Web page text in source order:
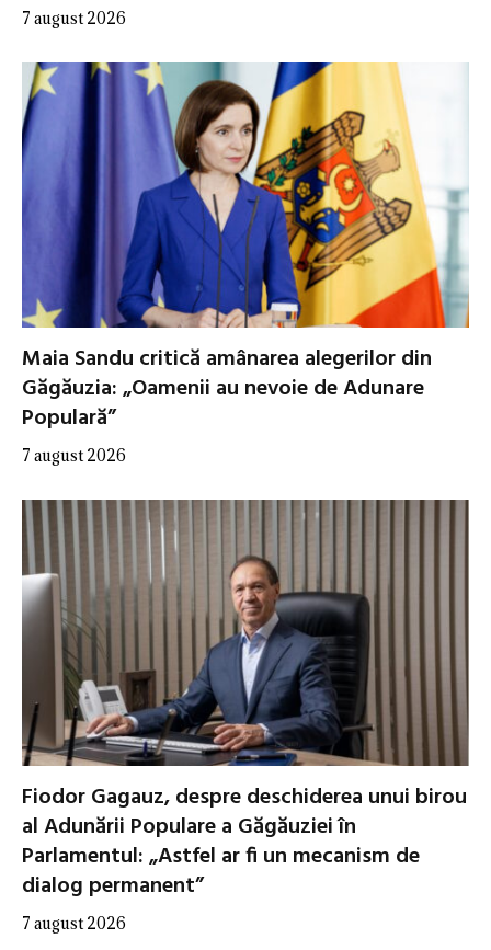
7 august 2026
Maia Sandu critică amânarea alegerilor din
Găgăuzia: „Oamenii au nevoie de Adunare
Populară”
7 august 2026
Fiodor Gagauz, despre deschiderea unui birou
al Adunării Populare a Găgăuziei în
Parlamentul: „Astfel ar fi un mecanism de
dialog permanent”
7 august 2026